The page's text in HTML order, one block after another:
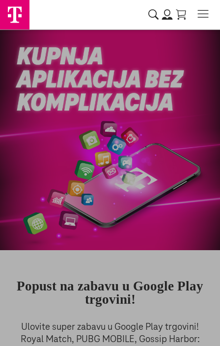
Popust na zabavu u Google Play
trgovini!
Ulovite super zabavu u Google Play trgovini!
Royal Match, PUBG MOBILE, Gossip Harbor: